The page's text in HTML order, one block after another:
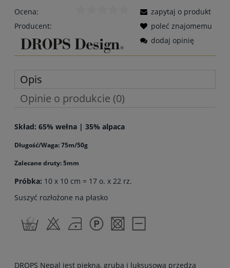
Ocena:
Producent:
zapytaj o produkt
poleć znajomemu
dodaj opinię
Opis
Opinie o produkcie (0)
Skład: 65% wełna | 35% alpaca
Długość/Waga: 75m/50g
Zalecane druty: 5mm
Próbka: 10 x 10 cm = 17 o. x 22 rz.
Suszyć rozłożone na płasko
DROPS Nepal jest piękną, grubą i luksusową przędzą